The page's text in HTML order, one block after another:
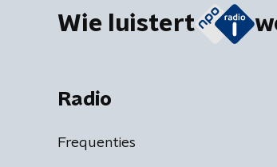
Wie luistert
Radio
Frequenties